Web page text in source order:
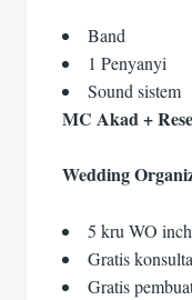
Band
1 Penyanyi
Sound sistem
MC Akad +
Wedding
5 kru WO
Gratis
Gratis